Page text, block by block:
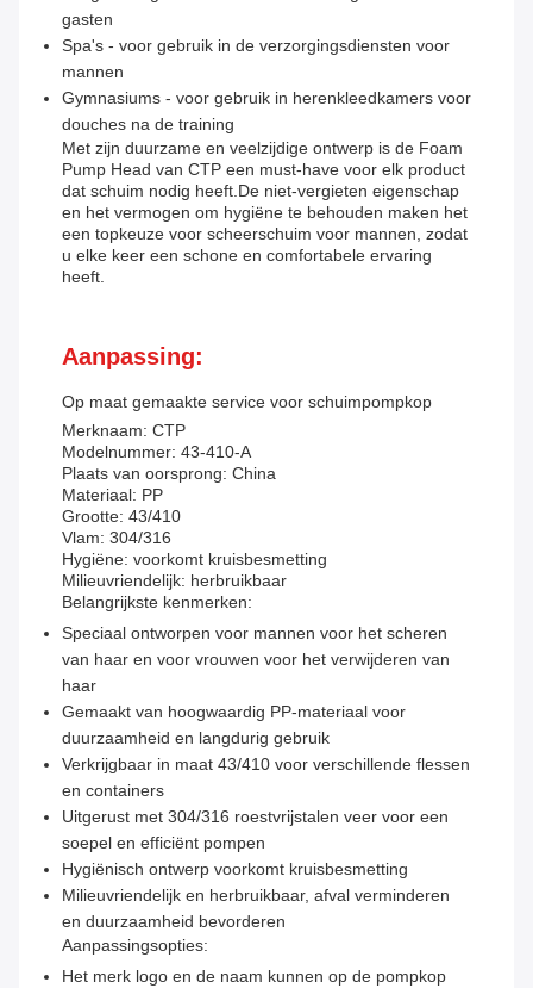
gasten
Spa's - voor gebruik in de verzorgingsdiensten voor
mannen
Gymnasiums - voor gebruik in herenkleedkamers voor
douches na de training
Met zijn duurzame en veelzijdige ontwerp is de Foam
Pump Head van CTP een must-have voor elk product
dat schuim nodig heeft.De niet-vergieten eigenschap
en het vermogen om hygiëne te behouden maken het
een topkeuze voor scheerschuim voor mannen, zodat
u elke keer een schone en comfortabele ervaring
heeft.
Aanpassing:
Op maat gemaakte service voor schuimpompkop
Merknaam: CTP
Modelnummer: 43-410-A
Plaats van oorsprong: China
Materiaal: PP
Grootte: 43/410
Vlam: 304/316
Hygiëne: voorkomt kruisbesmetting
Milieuvriendelijk: herbruikbaar
Belangrijkste kenmerken:
Speciaal ontworpen voor mannen voor het scheren
van haar en voor vrouwen voor het verwijderen van
haar
Gemaakt van hoogwaardig PP-materiaal voor
duurzaamheid en langdurig gebruik
Verkrijgbaar in maat 43/410 voor verschillende flessen
en containers
Uitgerust met 304/316 roestvrijstalen veer voor een
soepel en efficiënt pompen
Hygiënisch ontwerp voorkomt kruisbesmetting
Milieuvriendelijk en herbruikbaar, afval verminderen
en duurzaamheid bevorderen
Aanpassingsopties:
Het merk logo en de naam kunnen op de pompkop